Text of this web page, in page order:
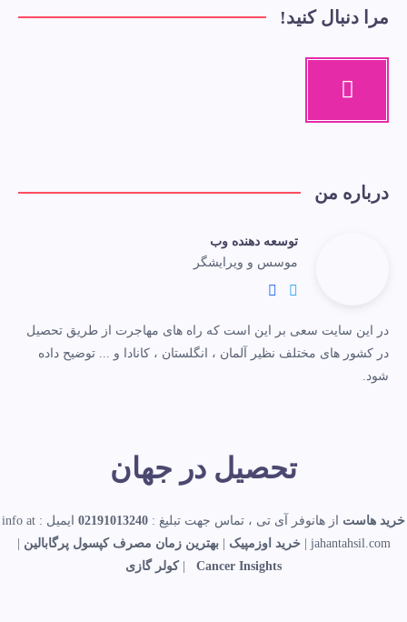
مرا دنبال کنید!
درباره من
توسعه دهنده وب
موسس و ویرایشگر
در این سایت سعی بر این است که راه های مهاجرت از طریق تحصیل
در کشور های مختلف نظیر آلمان ، انگلستان ، کانادا و ... توضیح داده
شود.
تحصیل در جهان
خرید هاست از هانوفر آی تی ، تماس جهت تبلیغ : 02191013240
ایمیل : info at
jahantahsil.com |
خرید اوزمپیک |بهترین زمان مصرف کپسول پرگابالین |
Cancer Insights
|کولر گازی